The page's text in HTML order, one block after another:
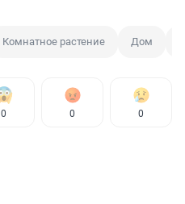
Комнатное растение Дом
0 0 0